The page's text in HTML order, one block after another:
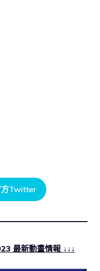
方Twitter
最新動畫情報 ↓↓↓